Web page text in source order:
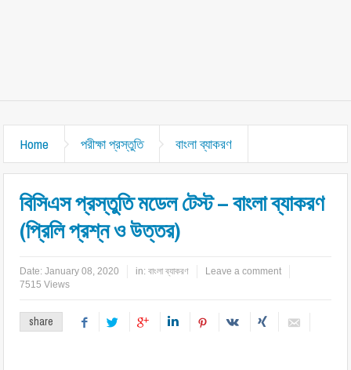
Home পরীক্ষা প্রস্তুতি বাংলা ব্যাকরণ
বিসিএস প্রস্তুতি মডেল টেস্ট – বাংলা ব্যাকরণ
(প্রিলি প্রশ্ন ও উত্তর)
Date:January 08, 2020 in:বাংলা ব্যাকরণ
Leave a comment
7515 Views
share